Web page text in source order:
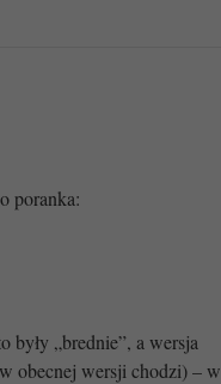
poranka:
były „brednie”, a wersja
obecnej wersji chodzi) – w